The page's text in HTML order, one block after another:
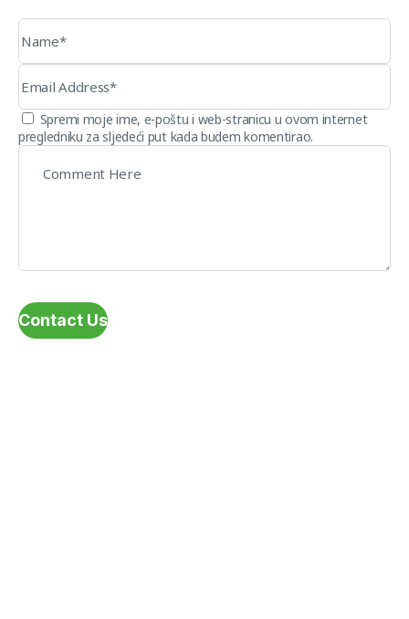
Spremi moje ime, e-poštu i web-stranicu u ovom internet
pregledniku za sljedeći put kada budem komentirao.
Contact Us